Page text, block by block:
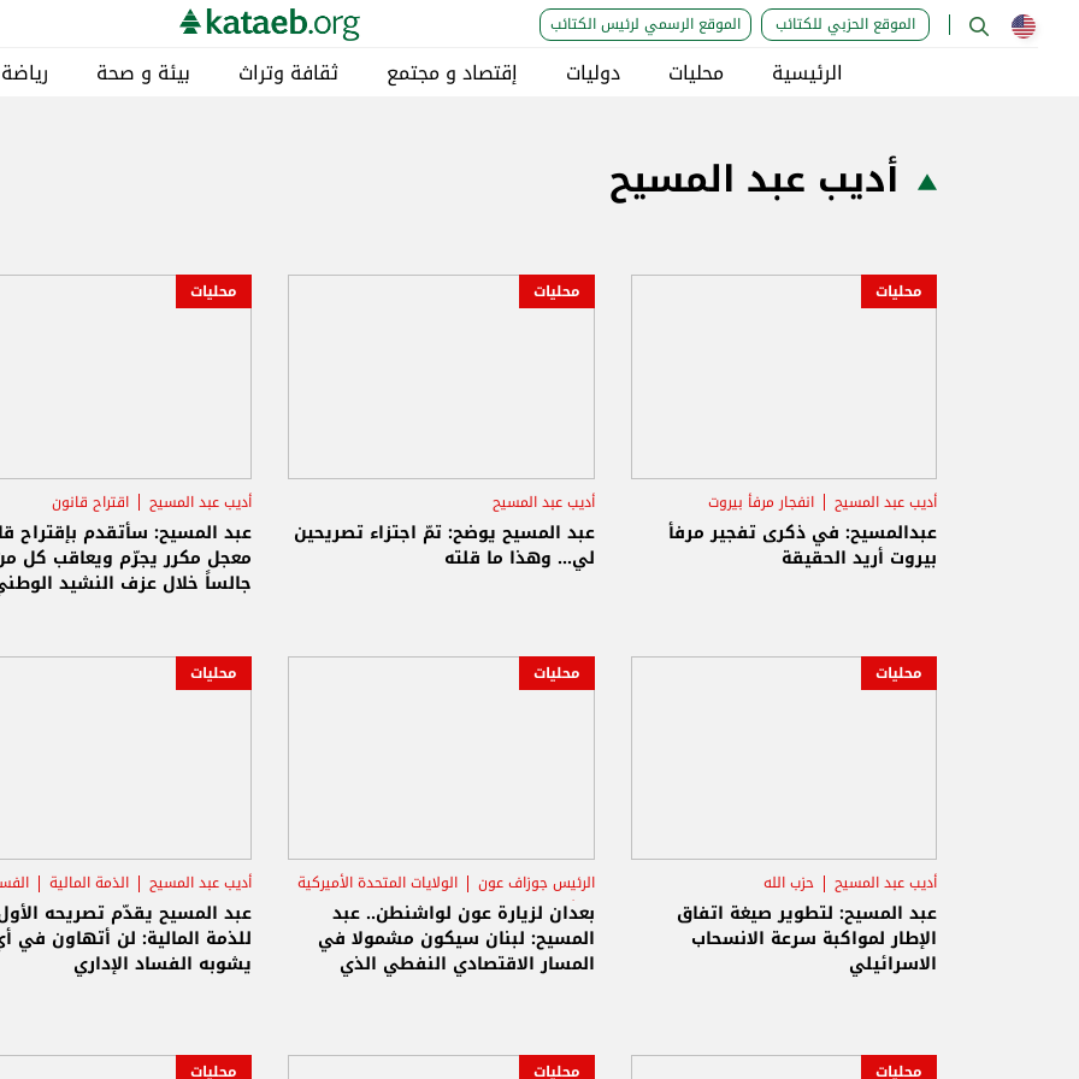
الموقع الحزبي للكتائب الموقع الرسمي لرئيس الكتائب
الرئيسية محليات دوليات إقتصاد و مجتمع ثقافة وتراث بيئة و صحة رياضة
أديب عبد المسيح
محليات
أديب عبد المسيح انفجار مرفأ بيروت
عبدالمسيح: في ذكرى تفجير مرفأ
بيروت أريد الحقيقة
محليات
أديب عبد المسيح
عبد المسيح يوضح: تمّ اجتزاء تصريحين
لي... وهذا ما قلته
محليات
أديب عبد المسيح
اقتراح قانون
النشيد الوطني
عبد المسيح: سأتقدم بإقتراح
معجل مكرر يجرّم ويعاقب كل
جالساً خلال عزف النشيد
محليات
أديب عبد المسيح
حزب الله
الرئيس جوزاف عون
عبد المسيح: لتطوير صيغة اتفاق
الإطار لمواكبة سرعة الانسحاب
الاسرائيلي
محليات
الرئيس جوزاف عون
الولايات المتحدة الأميركية
أديب عبد المسيح
بعدان لزيارة عون لواشنطن.. عبد
المسيح: لبنان سيكون مشمولا في
المسار الاقتصادي النفطي الذي
محليات
أديب عبد المسيح الذمة المالية
عبد المسيح يقدّم تصريحه
للذمة المالية: لن أتهاون في
يشوبه الفساد الإداري
محليات محليات محليات